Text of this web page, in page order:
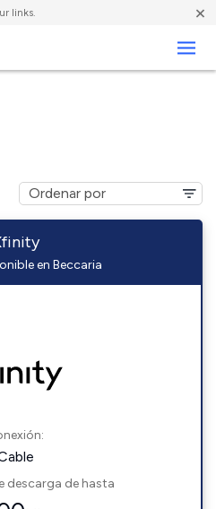
links. ×
en Beccaria
descarga de hasta